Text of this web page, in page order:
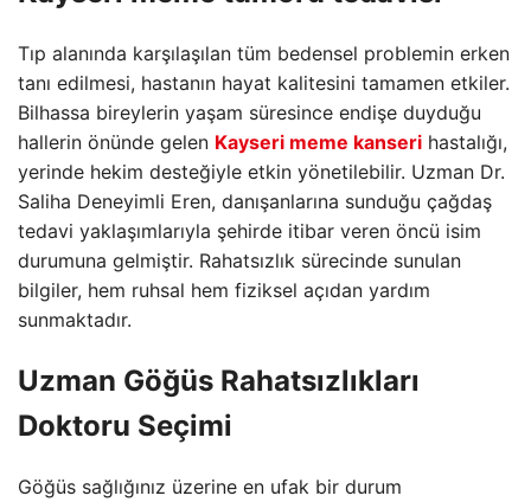
Tıp alanında karşılaşılan tüm bedensel problemin erken
tanı edilmesi, hastanın hayat kalitesini tamamen etkiler.
Bilhassa bireylerin yaşam süresince endişe duyduğu
hallerin önünde gelen Kayseri meme kanseri hastalığı,
yerinde hekim desteğiyle etkin yönetilebilir. Uzman Dr.
Saliha Deneyimli Eren, danışanlarına sunduğu çağdaş
tedavi yaklaşımlarıyla şehirde itibar veren öncü isim
durumuna gelmiştir. Rahatsızlık sürecinde sunulan
bilgiler, hem ruhsal hem fiziksel açıdan yardım
sunmaktadır.
Uzman Göğüs Rahatsızlıkları
Doktoru Seçimi
Göğüs sağlığınız üzerine en ufak bir durum